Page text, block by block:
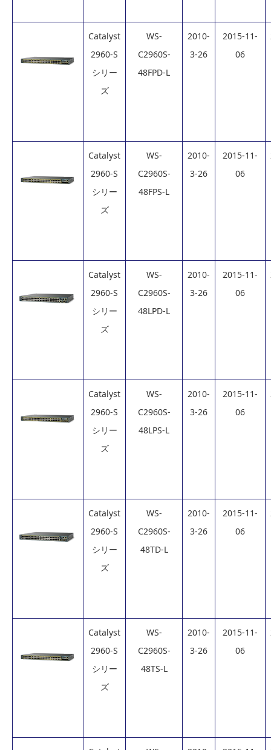
Catalyst
2960-S
シリー
ズ
WS-
C2960S-
48FPD-L
2010-
3-26
2015-11-
06
Catalyst
2960-S
シリー
ズ
WS-
C2960S-
48FPS-L
2010-
3-26
2015-11-
06
Catalyst
2960-S
シリー
ズ
WS-
C2960S-
48LPD-L
2010-
3-26
2015-11-
06
Catalyst
2960-S
シリー
ズ
WS-
C2960S-
48LPS-L
2010-
3-26
2015-11-
06
Catalyst
2960-S
シリー
ズ
WS-
C2960S-
48TD-L
2010-
3-26
2015-11-
06
Catalyst
2960-S
シリー
ズ
WS-
C2960S-
48TS-L
2010-
3-26
2015-11-
06